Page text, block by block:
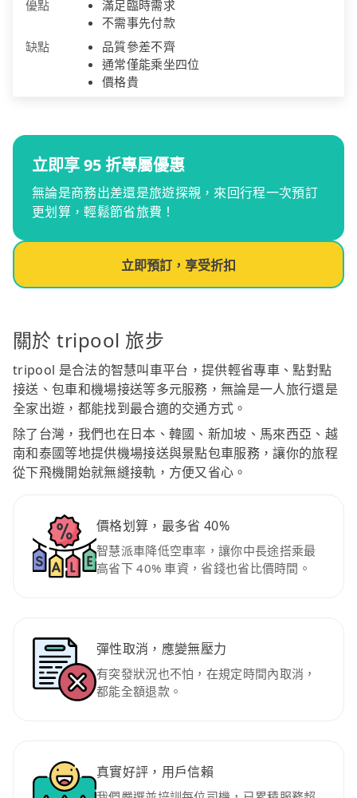
優點
滿足臨時需求
不需事先付款
缺點
品質參差不齊
通常僅能乘坐四位
價格貴
立即享 95 折專屬優惠
無論是商務出差還是旅遊探親，來回行程一次預訂
更划算，輕鬆節省旅費！
立即預訂，享受折扣
關於 tripool 旅步
tripool 是合法的智慧叫車平台，提供輕省專車、點對點
接送、包車和機場接送等多元服務，無論是一人旅行還是
全家出遊，都能找到最合適的交通方式。
除了台灣，我們也在日本、韓國、新加坡、馬來西亞、越
南和泰國等地提供機場接送與景點包車服務，讓你的旅程
從下飛機開始就無縫接軌，方便又省心。
價格划算，最多省 40%
智慧派車降低空車率，讓你中長途搭乘最
高省下 40% 車資，省錢也省比價時間。
彈性取消，應變無壓力
有突發狀況也不怕，在規定時間內取消，
都能全額退款。
真實好評，用戶信賴